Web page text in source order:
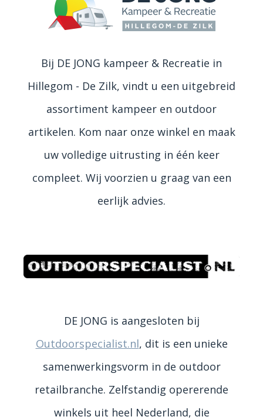
Bij DE JONG kampeer & Recreatie in
Hillegom - De Zilk, vindt u een uitgebreid
assortiment kampeer en outdoor
artikelen. Kom naar onze winkel en maak
uw volledige uitrusting in één keer
compleet. Wij voorzien u graag van een
eerlijk advies.
DE JONG is aangesloten bij
Outdoorspecialist.nl, dit is een unieke
samenwerkingsvorm in de outdoor
retailbranche. Zelfstandig opererende
winkels uit heel Nederland, die